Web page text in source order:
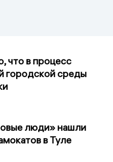
что в процесс
городской среды
люди» нашли
в Туле